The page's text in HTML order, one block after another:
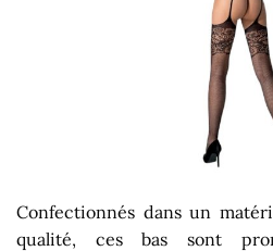
Confectionnés dans un
qualité, ces bas sont